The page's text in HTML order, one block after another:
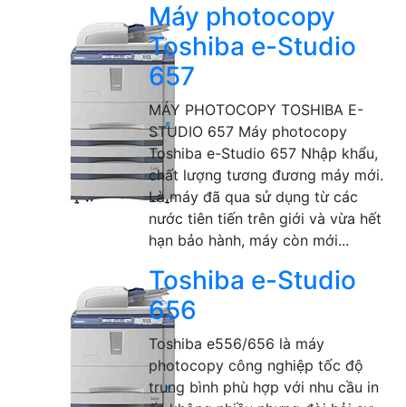
Máy photocopy
Toshiba e-Studio
657
MÁY PHOTOCOPY TOSHIBA E-
STUDIO 657 Máy photocopy
Toshiba e-Studio 657 Nhập khẩu,
chất lượng tương đương máy mới.
Là máy đã qua sử dụng từ các
nước tiên tiến trên giới và vừa hết
hạn bảo hành, máy còn mới...
Toshiba e-Studio
656
Toshiba e556/656 là máy
photocopy công nghiệp tốc độ
trung bình phù hợp với nhu cầu in